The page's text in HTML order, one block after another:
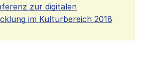
zur digitalen
im Kulturbereich 2018